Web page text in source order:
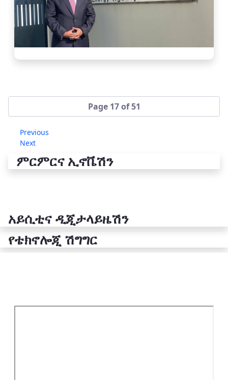
Page 17 of 51
Previous
Next
ምርምርና ኢኖቬሽን
አይሲቲና ዲጂታላይዜሽን
የቴክኖሎጂ ሽግግር